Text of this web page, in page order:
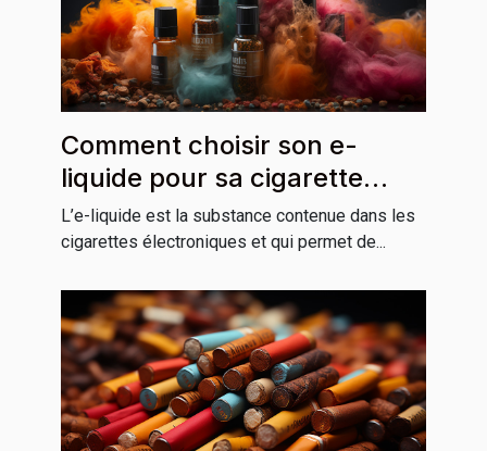
Comment choisir son e-
liquide pour sa cigarette
électronique ?
L’e-liquide est la substance contenue dans les
cigarettes électroniques et qui permet de...